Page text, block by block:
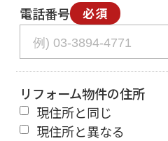
電話番号 必須
リフォーム物件の住所
現住所と同じ
現住所と異なる